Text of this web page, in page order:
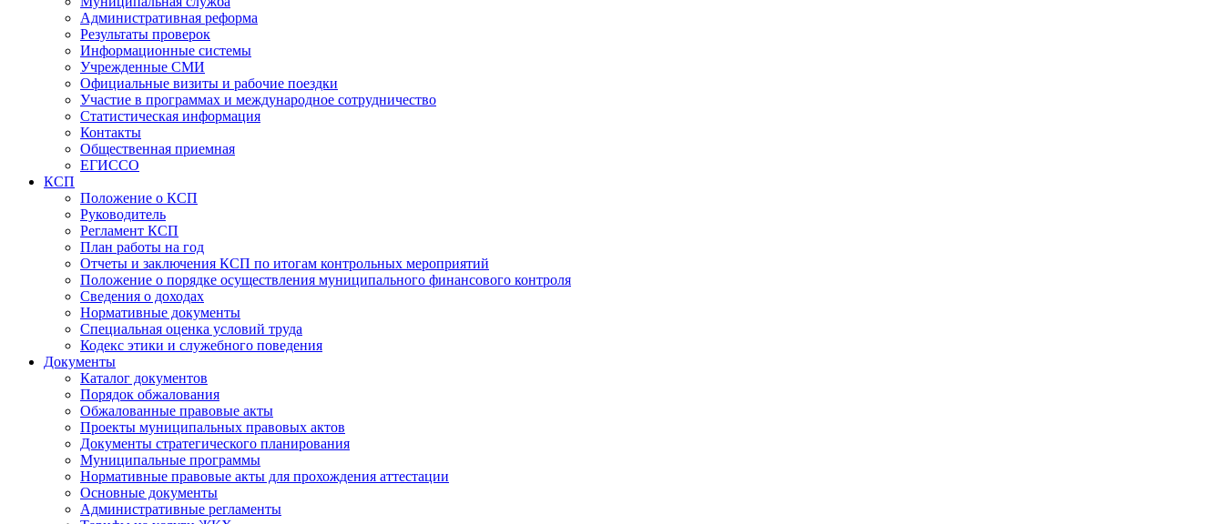
Административная реформа
Результаты проверок
Информационные системы
Учрежденные СМИ
Официальные визиты и рабочие поездки
Участие в программах и международное сотрудничество
Статистическая информация
Контакты
Общественная приемная
ЕГИССО
КСП
Положение о КСП
Руководитель
Регламент КСП
План работы на год
Отчеты и заключения КСП по итогам контрольных мероприятий
Положение о порядке осуществления муниципального финансового контроля
Сведения о доходах
Нормативные документы
Специальная оценка условий труда
Кодекс этики и служебного поведения
Документы
Каталог документов
Порядок обжалования
Обжалованные правовые акты
Проекты муниципальных правовых актов
Документы стратегического планирования
Муниципальные программы
Нормативные правовые акты для прохождения аттестации
Основные документы
Административные регламенты